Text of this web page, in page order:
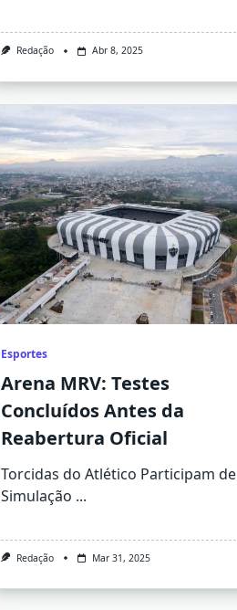
Redação Abr 8, 2025
Esportes
Arena MRV: Testes
Concluídos Antes da
Reabertura Oficial
Torcidas do Atlético Participam de
Simulação ...
Redação Mar 31, 2025